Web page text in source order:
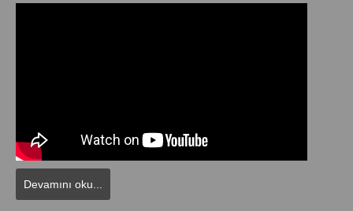
Devamını oku...